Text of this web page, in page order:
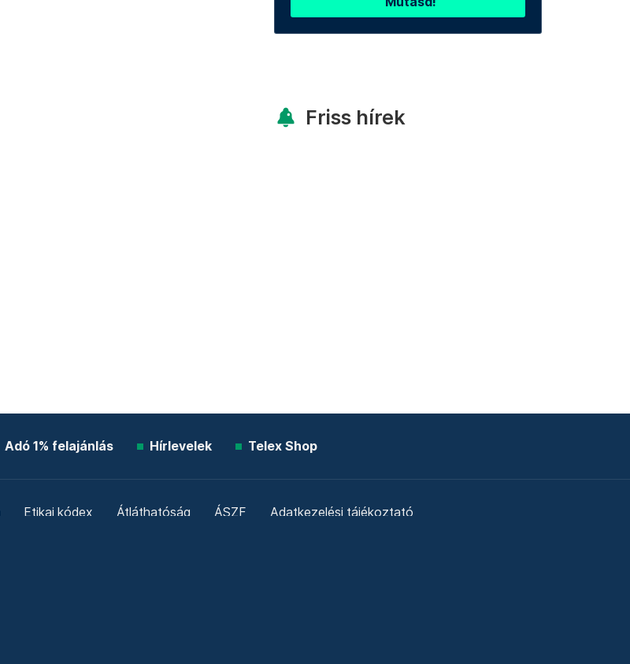
Friss hírek
Adó 1% felajánlás Hírlevelek Telex Shop
Etikai kódex Átláthatóság ÁSZF Adatkezelési tájékoztató